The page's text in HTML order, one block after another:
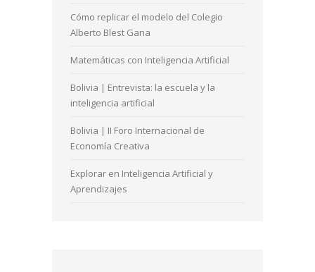
Cómo replicar el modelo del Colegio
Alberto Blest Gana
Matemáticas con Inteligencia Artificial
Bolivia | Entrevista: la escuela y la
inteligencia artificial
Bolivia | II Foro Internacional de
Economía Creativa
Explorar en Inteligencia Artificial y
Aprendizajes